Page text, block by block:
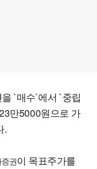
`매수`에서 `중립
만5000원으로 가
.
권이 목표주가를